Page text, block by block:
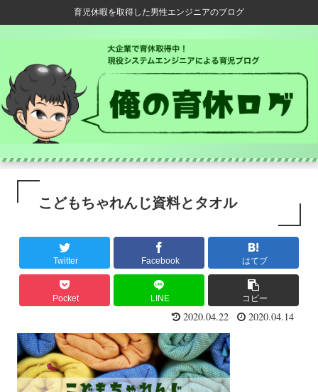
育児休暇を取得した男性エンジニアのブログ
こどもちゃれんじ資料とタオル
Twitter Facebook はてブ
Pocket LINE コピー
2020.04.22 2020.04.14